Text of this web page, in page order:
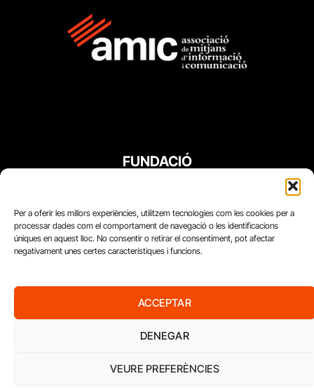
Per a oferir les millors experiències, utilitzem tecnologies com les cookies per a
processar dades com el comportament de navegació o les identificacions
úniques en aquest lloc. No consentir o retirar el consentiment, pot afectar
negativament unes certes característiques i funcions.
ACCEPTAR
DENEGAR
VEURE PREFERÈNCIES
FUNDACIÓ